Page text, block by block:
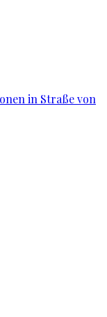
in Straße von